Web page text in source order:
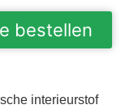
bestellen
interieurstof